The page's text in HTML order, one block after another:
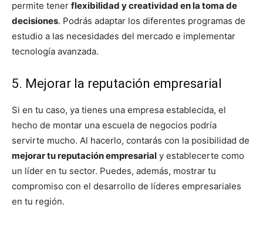
permite tener flexibilidad y creatividad en la toma de
decisiones. Podrás adaptar los diferentes programas de
estudio a las necesidades del mercado e implementar
tecnología avanzada.
5. Mejorar la reputación empresarial
Si en tu caso, ya tienes una empresa establecida, el
hecho de montar una escuela de negocios podría
servirte mucho. Al hacerlo, contarás con la posibilidad de
mejorar tu reputación empresarial y establecerte como
un líder en tu sector. Puedes, además, mostrar tu
compromiso con el desarrollo de líderes empresariales
en tu región.